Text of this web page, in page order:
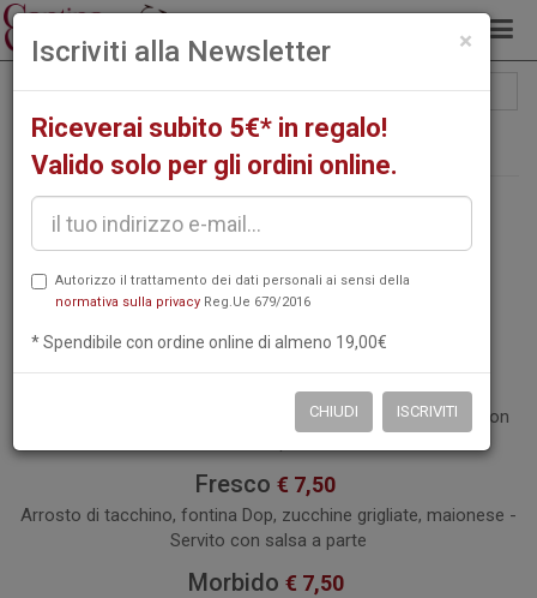
Filtra: Spiedini di Toast
Ordina per Scegli…
Spiedini di Toast
€ 7,50
Cotto Ginestra, fontina Dop, crema di olive nere - Servito con
Fresco € 7,50
Arrosto di tacchino, fontina Dop, zucchine grigliate, maionese -
Servito con salsa a parte
Morbido € 7,50
×
Iscriviti alla Newsletter
Riceverai subito 5€* in regalo!
Valido solo per gli ordini online.
Autorizzo il trattamento dei dati personali ai sensi della
normativa sulla privacy Reg.Ue 679/2016
* Spendibile con ordine online di almeno 19,00€
CHIUDI ISCRIVITI